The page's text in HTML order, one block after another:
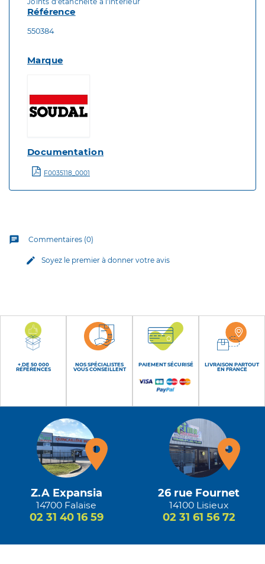
Référence
550384
Marque
Documentation
F0035118_0001
chat Commentaires (0)
edit Soyez le premier à donner votre avis
+ DE 50 000
RÉFÉRENCES
NOS SPÉCIALISTES
VOUS CONSEILLENT
PAIEMENT SÉCURISÉ
LIVRAISON PARTOUT
EN FRANCE
Z.A Expansia
14700 Falaise
02 31 40 16 59
26 rue Fournet
14100 Lisieux
02 31 61 56 72